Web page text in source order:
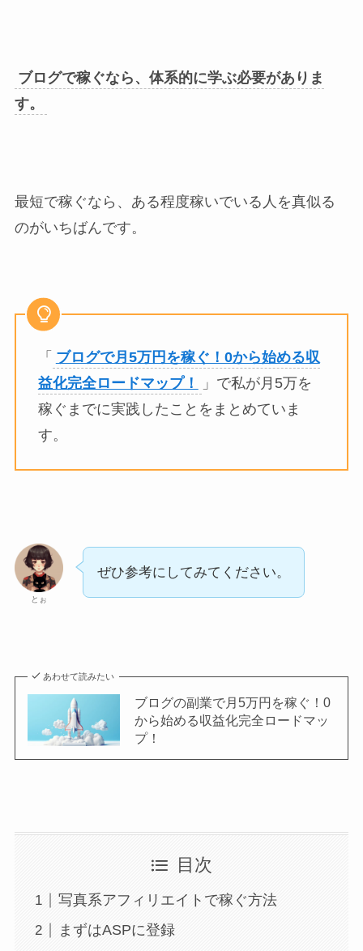
ブログで稼ぐなら、体系的に学ぶ必要がありま
す。
最短で稼ぐなら、ある程度稼いでいる人を真似る
のがいちばんです。
「 ブログで月5万円を稼ぐ！0から始める収
益化完全ロードマップ！
」で私が月5万を
稼ぐまでに実践したことをまとめていま
す。
とぉ
ぜひ参考にしてみてください。
あわせて読みたい
ブログの副業で月5万円を稼ぐ！0
から始める収益化完全ロードマッ
プ！
目次
写真系アフィリエイトで稼ぐ方法
まずはASPに登録